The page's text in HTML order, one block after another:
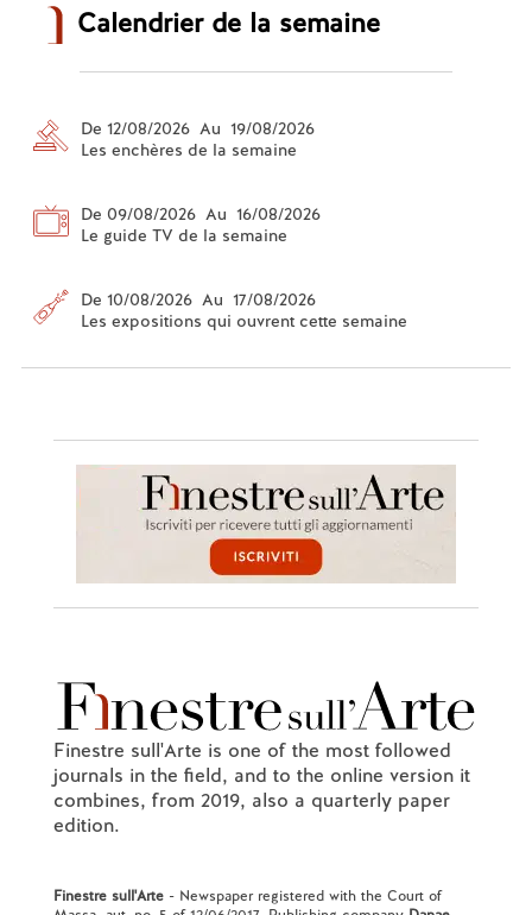
Calendrier de la semaine
De 12/08/2026 Au 19/08/2026
Les enchères de la semaine
De 09/08/2026 Au 16/08/2026
Le guide TV de la semaine
De 10/08/2026 Au 17/08/2026
Les expositions qui ouvrent cette semaine
Finestre sull'Arte is one of the most followed
journals in the field, and to the online version it
combines, from 2019, also a quarterly paper
edition.
Finestre sull'Arte- Newspaper registered with the Court of